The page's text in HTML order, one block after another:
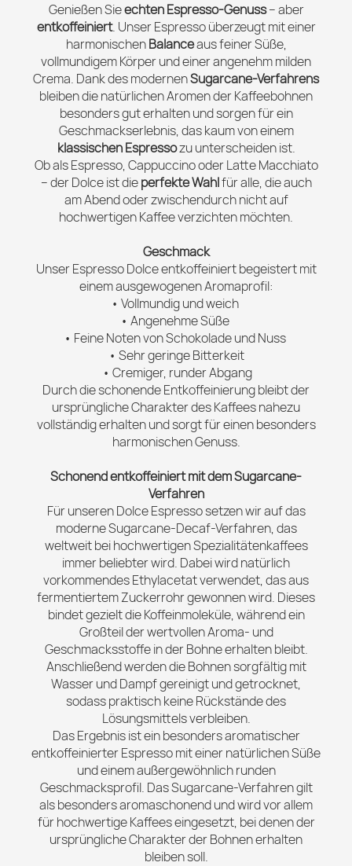
Genießen Sieechten Espresso-Genuss– aber
entkoffeiniert. Unser Espresso überzeugt mit einer
harmonischenBalanceaus feiner Süße,
vollmundigem Körper und einer angenehm milden
Crema. Dank des modernenSugarcane-Verfahrens
bleiben die natürlichen Aromen der Kaffeebohnen
besonders gut erhalten und sorgen für ein
Geschmackserlebnis, das kaum von einem
klassischen Espressozu unterscheiden ist.
Ob als Espresso, Cappuccino oder Latte Macchiato
– der Dolce ist dieperfekte Wahlfür alle, die auch
am Abend oder zwischendurch nicht auf
hochwertigen Kaffee verzichten möchten.
Geschmack
Unser Espresso Dolce entkoffeiniert begeistert mit
einem ausgewogenen Aromaprofil:
• Vollmundig und weich
• Angenehme Süße
• Feine Noten von Schokolade und Nuss
• Sehr geringe Bitterkeit
• Cremiger, runder Abgang
Durch die schonende Entkoffeinierung bleibt der
ursprüngliche Charakter des Kaffees nahezu
vollständig erhalten und sorgt für einen besonders
harmonischen Genuss.
Schonend entkoffeiniert mit dem Sugarcane-
Verfahren
Für unseren Dolce Espresso setzen wir auf das
moderne Sugarcane-Decaf-Verfahren, das
weltweit bei hochwertigen Spezialitätenkaffees
immer beliebter wird. Dabei wird natürlich
vorkommendes Ethylacetat verwendet, das aus
fermentiertem Zuckerrohr gewonnen wird. Dieses
bindet gezielt die Koffeinmoleküle, während ein
Großteil der wertvollen Aroma- und
Geschmacksstoffe in der Bohne erhalten bleibt.
Anschließend werden die Bohnen sorgfältig mit
Wasser und Dampf gereinigt und getrocknet,
sodass praktisch keine Rückstände des
Lösungsmittels verbleiben.
Das Ergebnis ist ein besonders aromatischer
entkoffeinierter Espresso mit einer natürlichen Süße
und einem außergewöhnlich runden
Geschmacksprofil. Das Sugarcane-Verfahren gilt
als besonders aromaschonend und wird vor allem
für hochwertige Kaffees eingesetzt, bei denen der
ursprüngliche Charakter der Bohnen erhalten
bleiben soll.